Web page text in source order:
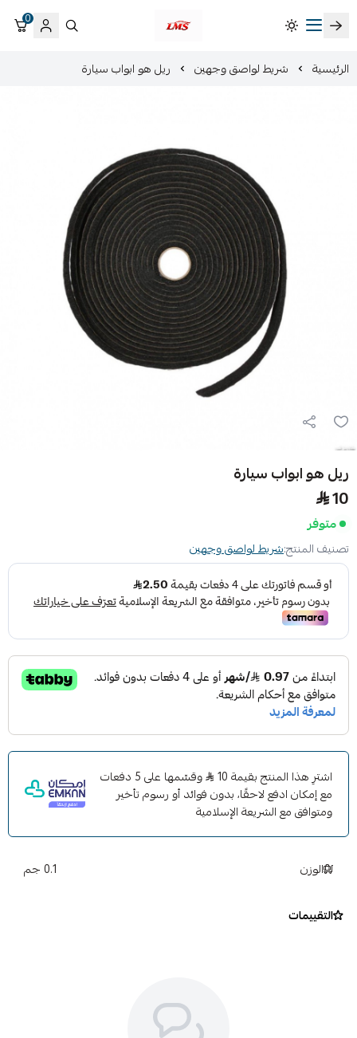
متجر لمسات الشرقية لزينة سيارات LMS
0
الرئيسية شريط لواصق وجهين ريل هو ابواب سيارة
ريل هو ابواب سيارة
10
متوفر
تصنيف المنتج:شريط لواصق وجهين
اشترِ هذا المنتج بقيمة 10
وقسّمها على 5 دفعات
مع إمكان ادفع لاحقًا، بدون فوائد أو رسوم تأخير
ومتوافق مع الشريعة الإسلامية
الوزن 0.1 جم
التقييمات